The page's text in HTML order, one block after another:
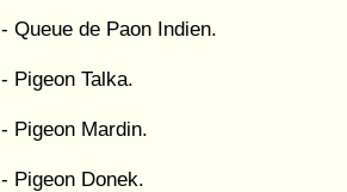
- Queue de Paon Indien.
- Pigeon Talka.
- Pigeon Mardin.
- Pigeon Donek.